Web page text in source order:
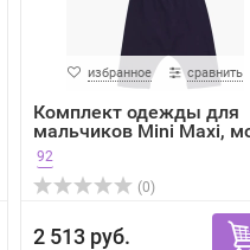
избранное сравнить
Комплект одежды для
мальчиков Mini Maxi,
92
(0)
2 513 руб.